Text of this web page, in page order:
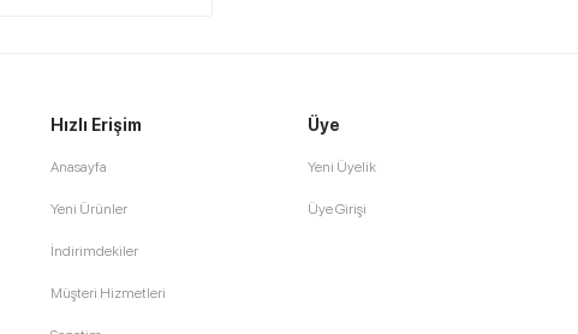
Hızlı Erişim
Anasayfa
Yeni Ürünler
İndirimdekiler
Müşteri Hizmetleri
Üye
Yeni Üyelik
Üye Girişi